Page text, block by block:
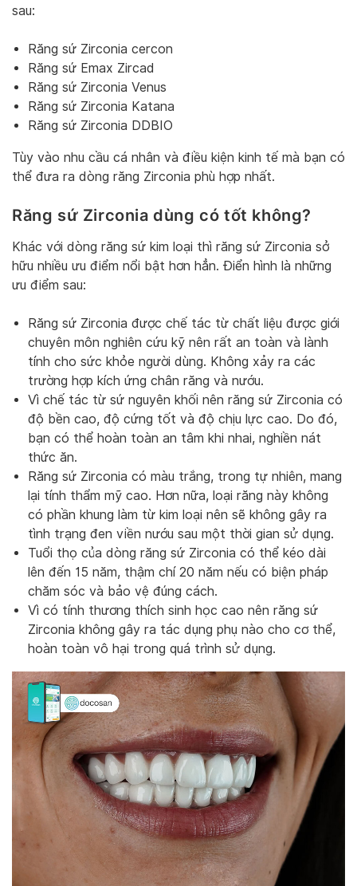
sau:
Răng sứ Zirconia cercon
Răng sứ Emax Zircad
Răng sứ Zirconia Venus
Răng sứ Zirconia Katana
Răng sứ Zirconia DDBIO
Tùy vào nhu cầu cá nhân và điều kiện kinh tế mà bạn có
thể đưa ra dòng răng Zirconia phù hợp nhất.
Răng sứ Zirconia dùng có tốt không?
Khác với dòng răng sứ kim loại thì răng sứ Zirconia sở
hữu nhiều ưu điểm nổi bật hơn hẳn. Điển hình là những
ưu điểm sau:
Răng sứ Zirconia được chế tác từ chất liệu được giới
chuyên môn nghiên cứu kỹ nên rất an toàn và lành
tính cho sức khỏe người dùng. Không xảy ra các
trường hợp kích ứng chân răng và nướu.
Vì chế tác từ sứ nguyên khối nên răng sứ Zirconia có
độ bền cao, độ cứng tốt và độ chịu lực cao. Do đó,
bạn có thể hoàn toàn an tâm khi nhai, nghiền nát
thức ăn.
Răng sứ Zirconia có màu trắng, trong tự nhiên, mang
lại tính thẩm mỹ cao. Hơn nữa, loại răng này không
có phần khung làm từ kim loại nên sẽ không gây ra
tình trạng đen viền nướu sau một thời gian sử dụng.
Tuổi thọ của dòng răng sứ Zirconia có thể kéo dài
lên đến 15 năm, thậm chí 20 năm nếu có biện pháp
chăm sóc và bảo vệ đúng cách.
Vì có tính thương thích sinh học cao nên răng sứ
Zirconia không gây ra tác dụng phụ nào cho cơ thể,
hoàn toàn vô hại trong quá trình sử dụng.